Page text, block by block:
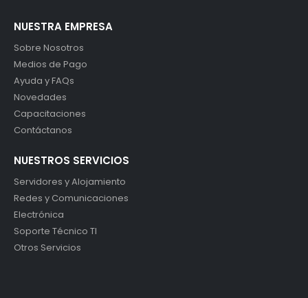
NUESTRA EMPRESA
Sobre Nosotros
Medios de Pago
Ayuda y FAQs
Novedades
Capacitaciones
Contáctanos
NUESTROS SERVICIOS
Servidores y Alojamiento
Redes y Comunicaciones
Electrónica
Soporte Técnico TI
Otros Servicios